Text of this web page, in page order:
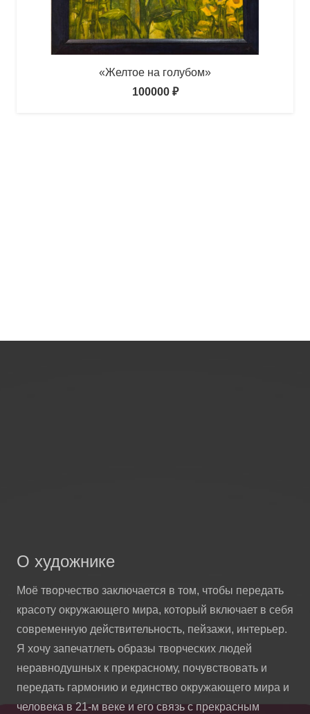
«Желтое на голубом»
100000 ₽
О художнике
Моё творчество заключается в том, чтобы передать
красоту окружающего мира, который включает в себя
современную действительность, пейзажи, интерьер.
Я хочу запечатлеть образы творческих людей
неравнодушных к прекрасному, почувствовать и
передать гармонию и единство окружающего мира и
человека в 21-м веке и его связь с прекрасным